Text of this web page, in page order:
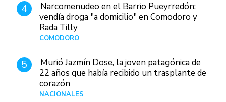
4
Narcomenudeo en el Barrio Pueyrredón:
vendía droga "a domicilio" en Comodoro y
Rada Tilly
COMODORO
5
Murió Jazmín Dose, la joven patagónica de
22 años que había recibido un trasplante de
corazón
NACIONALES